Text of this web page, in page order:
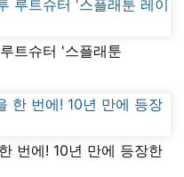
트슈터 '스플래툰
번에! 10년 만에 등장한